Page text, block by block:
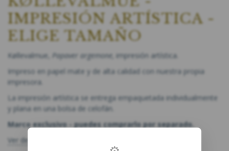
IMPRESIÓN ARTÍSTICA -
ELIGE TAMAÑO
Køllevalmue, Papaver argemone, impresión artística.
Impreso en papel mate y de alta calidad con nuestra propia
impresora.
La impresión artística se entrega empaquetada individualmente
y plana en una bolsa de celofán.
Marco exclusivo - puedes comprarlo por separado.
Ver descripción completa